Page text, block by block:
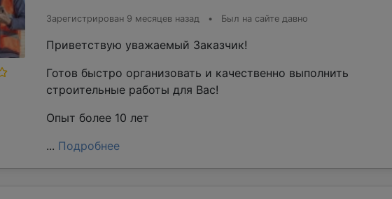
Зарегистрирован 9 месяцев назад • Был на сайте давно
Приветствую уважаемый Заказчик!
Готов быстро организовать и качественно выполнить
строительные работы для Вас!
Опыт более 10 лет
... Подробнее